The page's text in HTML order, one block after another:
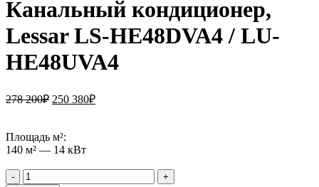
Канальный кондиционер,
Lessar LS-HE48DVA4 / LU-
HE48UVA4
278 200₽ 250 380₽
Площадь м²:
140 м² — 14 кВт